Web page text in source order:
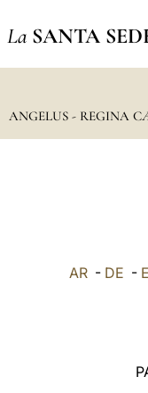
La SANTA
ANGELUS - REGINA
AR- DE -